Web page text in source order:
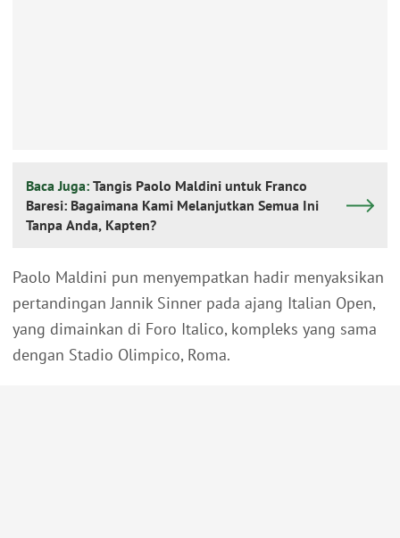
Baca Juga: Tangis Paolo Maldini untuk Franco
Baresi: Bagaimana Kami Melanjutkan Semua Ini
Tanpa Anda, Kapten?
Paolo Maldini pun menyempatkan hadir menyaksikan
pertandingan Jannik Sinner pada ajang Italian Open,
yang dimainkan di Foro Italico, kompleks yang sama
dengan Stadio Olimpico, Roma.